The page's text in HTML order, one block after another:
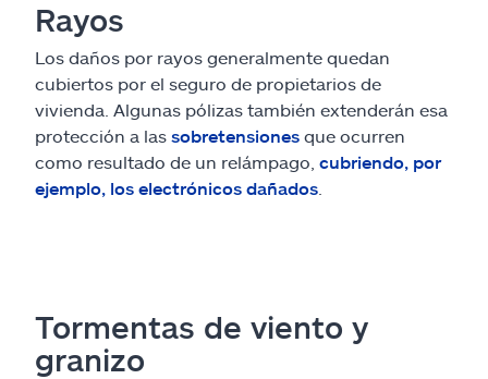
Rayos
Los daños por rayos generalmente quedan
cubiertos por el seguro de propietarios de
vivienda. Algunas pólizas también extenderán esa
protección a las sobretensiones que ocurren
como resultado de un relámpago, cubriendo, por
ejemplo, los electrónicos dañados
Tormentas de viento y
granizo